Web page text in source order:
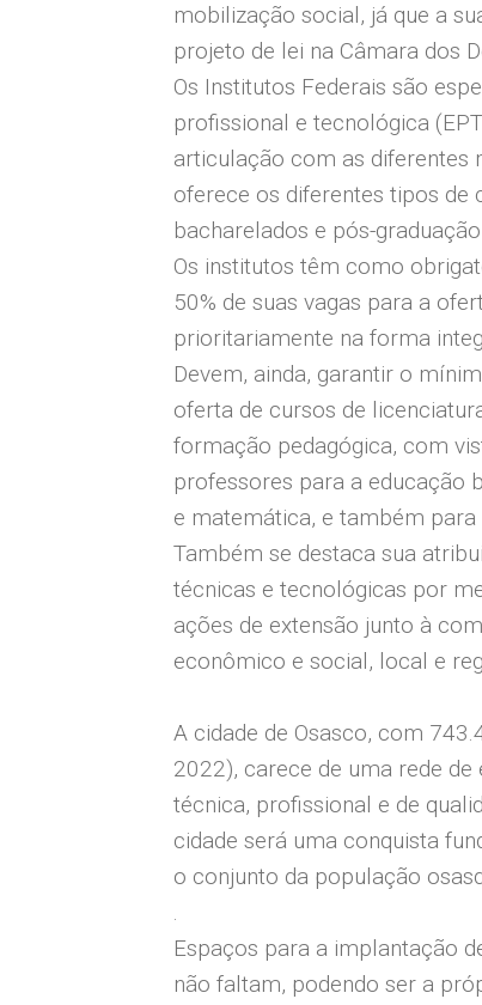
mobilização social, já que a
projeto de lei na Câmara dos
Os Institutos Federais são
profissional e tecnológica
articulação com as diferentes
oferece os diferentes tipos de
bacharelados e pós-
Os institutos têm como
50% de suas vagas para a
prioritariamente na forma
Devem, ainda, garantir o
oferta de cursos de
formação pedagógica, com
professores para a educação
e matemática, e também
Também se destaca sua
técnicas e tecnológicas por
ações de extensão junto à
econômico e social, local e
A cidade de Osasco, com
2022), carece de uma rede
técnica, profissional e de
cidade será uma conquista
o conjunto da população
.
Espaços para a implantação
não faltam, podendo ser a